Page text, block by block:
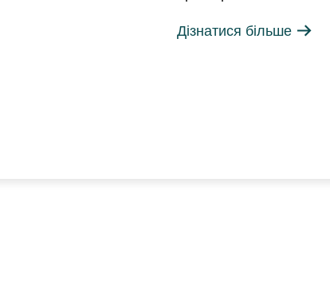
Дізнатися більше